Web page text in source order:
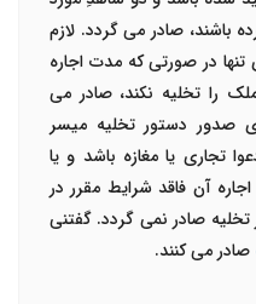
باشند، صادر می گردد. لازم
در صورتی که مدت اجاره
را تخلیه نکند، صادر می
صدور دستور تخلیه میسر
تجاری یا مغازه باشد و یا
آن فاقد شرایط مقرر در
صادر نمی گردد. گفتنی
صادر می کنند.